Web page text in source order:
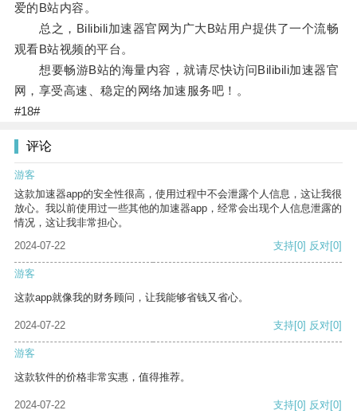
爱的B站内容。
总之，Bilibili加速器官网为广大B站用户提供了一个流畅
观看B站视频的平台。
想要畅游B站的海量内容，就请尽快访问Bilibili加速器官
网，享受高速、稳定的网络加速服务吧！。
#18#
评论
游客
这款加速器app的安全性很高，使用过程中不会泄露个人信息，这让我很
放心。我以前使用过一些其他的加速器app，经常会出现个人信息泄露的
情况，这让我非常担心。
2024-07-22
支持[0] 反对[0]
游客
这款app就像我的财务顾问，让我能够省钱又省心。
2024-07-22 支持[0] 反对[0]
游客
这款软件的价格非常实惠，值得推荐。
2024-07-22 支持[0] 反对[0]